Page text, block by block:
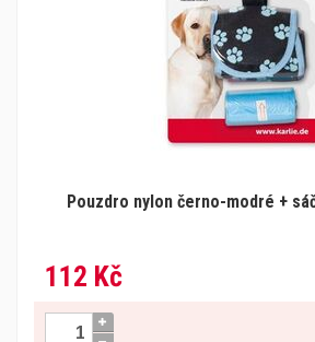
Pouzdro nylon černo-modré +
112 Kč